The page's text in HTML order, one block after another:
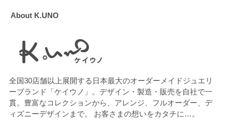
About K.UNO
全国30店舗以上展開する日本最大のオーダーメイドジュエリ
ーブランド「ケイウノ」。デザイン・製造・販売を自社で一
貫。豊富なコレクションから、アレンジ、フルオーダー、デ
ィズニーデザインまで。 お客さまの想いをカタチに…。